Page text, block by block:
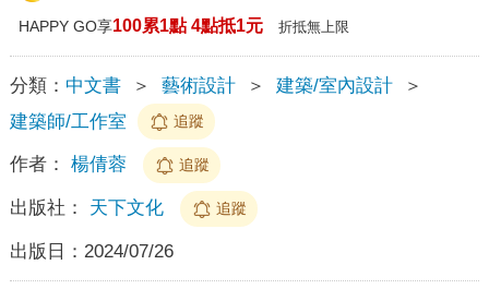
HAPPY GO享100累1點 4點抵1元 折抵無上限
分類： 中文書 ＞ 藝術設計 ＞ 建築/室內設計
＞
建築師/工作室
追蹤
作者： 楊倩蓉 追蹤
出版社： 天下文化 追蹤
出版日： 2024/07/26